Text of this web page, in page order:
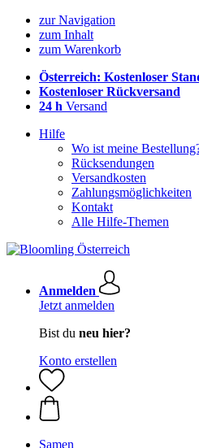
zur Navigation
zum Inhalt
zum Warenkorb
Österreich: Kostenloser
Kostenloser Rückversand
24 h Versand
Hilfe
Wo ist meine
Rücksendungen
Versandkosten
Zahlungsmöglichkeiten
Kontakt
Alle Hilfe-Themen
Anmelden
Jetzt anmelden
Bist du neu hier?
Konto erstellen
Samen